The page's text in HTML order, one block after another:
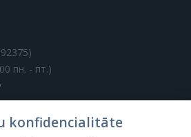
пн. - пт.)
konfidencialitāte